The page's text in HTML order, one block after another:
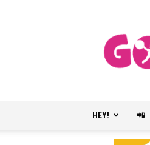
HEY! 📲